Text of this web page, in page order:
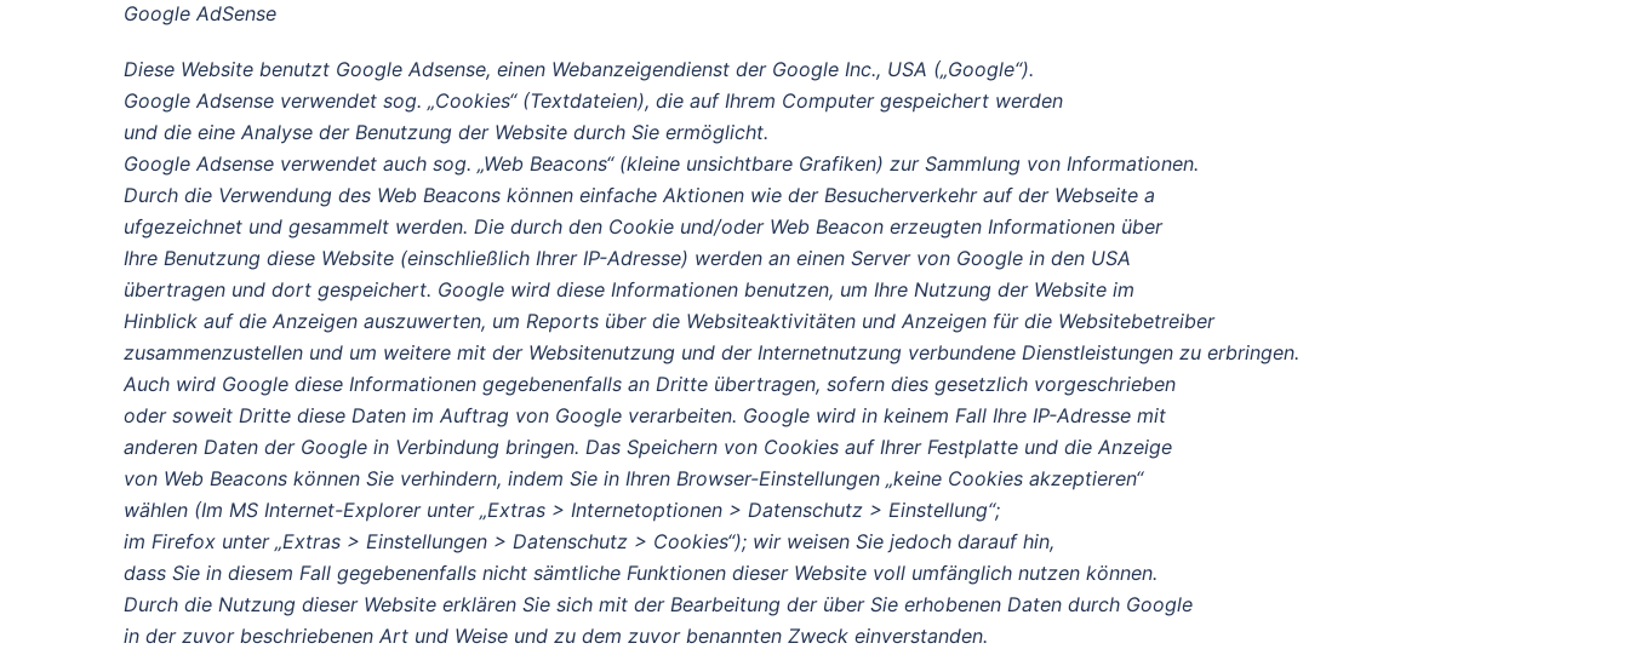
Google AdSense
Diese Website benutzt Google Adsense, einen Webanzeigendienst der Google Inc., USA („Google“).
Google Adsense verwendet sog. „Cookies“ (Textdateien), die auf Ihrem Computer gespeichert werden
und die eine Analyse der Benutzung der Website durch Sie ermöglicht.
Google Adsense verwendet auch sog. „Web Beacons“ (kleine unsichtbare Grafiken) zur Sammlung von Informationen.
Durch die Verwendung des Web Beacons können einfache Aktionen wie der Besucherverkehr auf der Webseite a
ufgezeichnet und gesammelt werden. Die durch den Cookie und/oder Web Beacon erzeugten Informationen über
Ihre Benutzung diese Website (einschließlich Ihrer IP-Adresse) werden an einen Server von Google in den USA
übertragen und dort gespeichert. Google wird diese Informationen benutzen, um Ihre Nutzung der Website im
Hinblick auf die Anzeigen auszuwerten, um Reports über die Websiteaktivitäten und Anzeigen für die Websitebetreiber
zusammenzustellen und um weitere mit der Websitenutzung und der Internetnutzung verbundene Dienstleistungen zu erbringen.
Auch wird Google diese Informationen gegebenenfalls an Dritte übertragen, sofern dies gesetzlich vorgeschrieben
oder soweit Dritte diese Daten im Auftrag von Google verarbeiten. Google wird in keinem Fall Ihre IP-Adresse mit
anderen Daten der Google in Verbindung bringen. Das Speichern von Cookies auf Ihrer Festplatte und die Anzeige
von Web Beacons können Sie verhindern, indem Sie in Ihren Browser-Einstellungen „keine Cookies akzeptieren“
wählen (Im MS Internet-Explorer unter „Extras > Internetoptionen > Datenschutz > Einstellung“;
im Firefox unter „Extras > Einstellungen > Datenschutz > Cookies“); wir weisen Sie jedoch darauf hin,
dass Sie in diesem Fall gegebenenfalls nicht sämtliche Funktionen dieser Website voll umfänglich nutzen können.
Durch die Nutzung dieser Website erklären Sie sich mit der Bearbeitung der über Sie erhobenen Daten durch Google
in der zuvor beschriebenen Art und Weise und zu dem zuvor benannten Zweck einverstanden.